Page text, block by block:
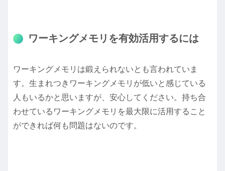
ワーキングメモリを有効活用するには
ワーキングメモリは鍛えられないとも言われていま
す。生まれつきワーキングメモリが低いと感じている
人もいるかと思いますが、安心してください。持ち合
わせているワーキングメモリを最大限に活用すること
ができれば何も問題はないのです。